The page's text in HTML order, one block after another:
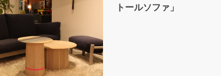
トールソファ」